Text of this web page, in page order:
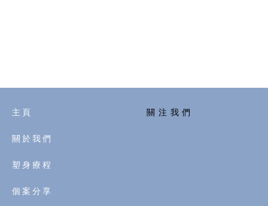
​主 頁
關 於 我 們
塑 身 療 程
個 案 分 享
關 注 我 們